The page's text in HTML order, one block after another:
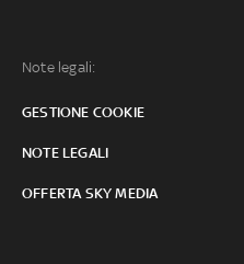
Note legali:
GESTIONE COOKIE
NOTE LEGALI
OFFERTA SKY MEDIA